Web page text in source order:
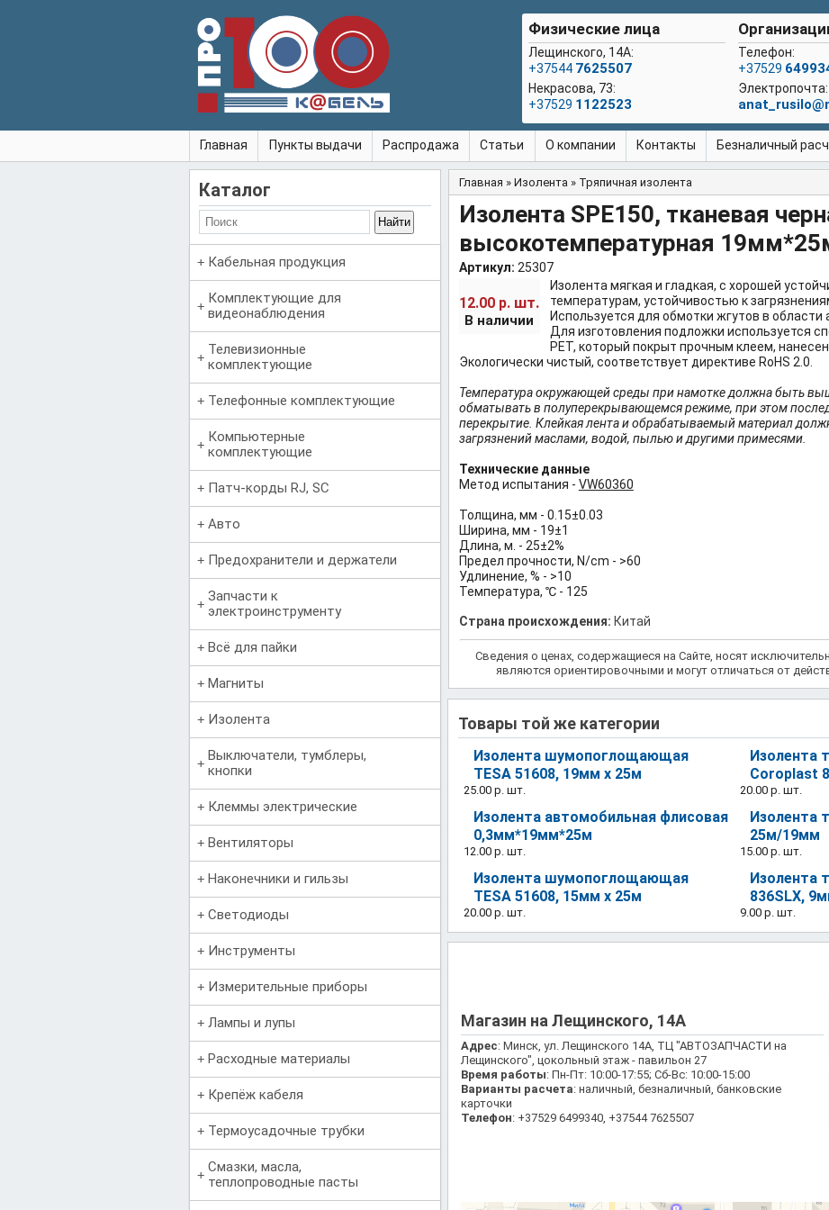
Физические лица
Лещинского, 14А:
+37544 7625507
Некрасова, 73:
+37529 1122523
Телефон:
+37529
Электропочта:
Главная Пункты выдачи Распродажа Статьи О компании Контакты Безналичный
Вы здесь
Главная » Изолента » Тряпичная изолента
Изолента SPE150, тканевая
высокотемпературная
Артикул: 25307
12.00 р. шт.
В наличии
Изолента мягкая и гладкая, с хорошей
температурам, устойчивостью к
Используется для обмотки жгутов в области
Для изготовления подложки используется
PET, который покрыт прочным клеем,
Экологически чистый, соответствует директиве RoHS 2.0.
Температура окружающей среды при намотке должна быть
обматывать в полуперекрывающемся режиме, при этом
перекрытие. Клейкая лента и обрабатываемый материал
загрязнений маслами, водой, пылью и другими примесями.
Технические данные
Метод испытания - VW60360
Толщина, мм - 0.15±0.03
Ширина, мм - 19±1
Длина, м. - 25±2%
Предел прочности, N/cm - >60
Удлинение, % - >10
Температура, ℃ - 125
Страна происхождения: Китай
Сведения о ценах, содержащиеся на Сайте, носят
являются ориентировочными и могут отличаться от
Каталог
Кабельная продукция
Комплектующие для
видеонаблюдения
Телевизионные
комплектующие
Телефонные комплектующие
Компьютерные
комплектующие
Патч-корды RJ, SC
Авто
Предохранители и держатели
Запчасти к
электроинструменту
Всё для пайки
Магниты
Изолента
Выключатели, тумблеры,
кнопки
Клеммы электрические
Вентиляторы
Наконечники и гильзы
Светодиоды
Инструменты
Измерительные приборы
Лампы и лупы
Расходные материалы
Крепёж кабеля
Термоусадочные трубки
Смазки, масла,
теплопроводные пасты
Товары той же категории
Изолента шумопоглощающая
TESA 51608, 19мм x 25м
25.00 р. шт.
Изолента
Coroplast
20.00 р. шт.
Изолента автомобильная флисовая
0,3мм*19мм*25м
12.00 р. шт.
Изолента
25м/19мм
15.00 р. шт.
Изолента шумопоглощающая
TESA 51608, 15мм x 25м
20.00 р. шт.
Изолента
836SLX,
9.00 р. шт.
Магазин на Лещинского, 14А
Адрес: Минск, ул. Лещинского 14А, ТЦ "АВТОЗАПЧАСТИ на
Лещинского", цокольный этаж - павильон 27
Время работы: Пн-Пт: 10:00-17:55; Сб-Вс: 10:00-15:00
Варианты расчета: наличный, безналичный, банковские
карточки
Телефон: +37529 6499340, +37544 7625507